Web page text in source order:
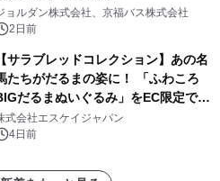
ョルダン株式会社、京福バス株式会社
2日前
【サラブレッドコレクション】あの名
たちがだるまの姿に！ 「ふわころ
だるまぬいぐるみ」をEC限定で受
販売開始
式会社エスケイジャパン
4日前